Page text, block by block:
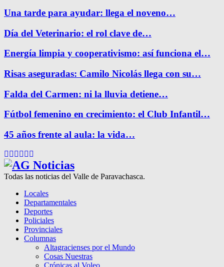
Una tarde para ayudar: llega el noveno…
Día del Veterinario: el rol clave de…
Energía limpia y cooperativismo: así funciona el…
Risas aseguradas: Camilo Nicolás llega con su…
Falda del Carmen: ni la lluvia detiene…
Fútbol femenino en crecimiento: el Club Infantil…
45 años frente al aula: la vida…
Facebook
Twitter
Instagram
Pinterest
Google
Todas las noticias del Valle de Paravachasca.
Locales
Departamentales
Deportes
Policiales
Provinciales
Columnas
Altagracienses por el Mundo
Cosas Nuestras
Crónicas al Voleo